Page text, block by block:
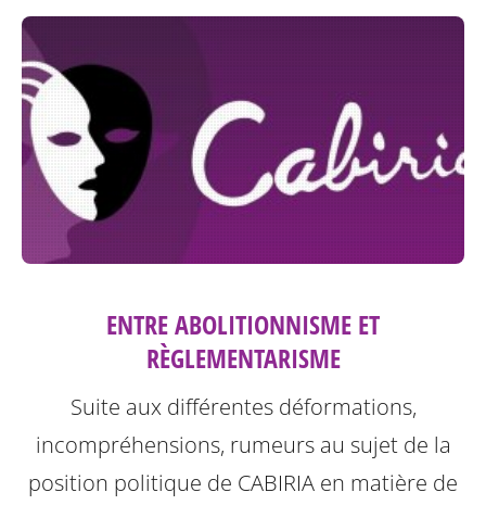
ENTRE ABOLITIONNISME ET
RÈGLEMENTARISME
Suite aux différentes déformations,
incompréhensions, rumeurs au sujet de la
position politique de CABIRIA en matière de